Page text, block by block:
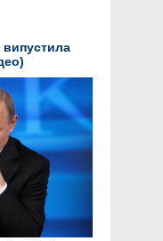
випустила